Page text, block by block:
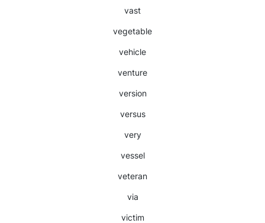
vast
vegetable
vehicle
venture
version
versus
very
vessel
veteran
via
victim